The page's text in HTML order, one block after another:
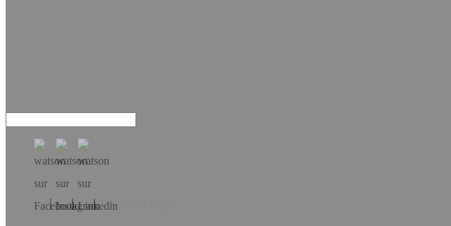
Téléchargez l’app!